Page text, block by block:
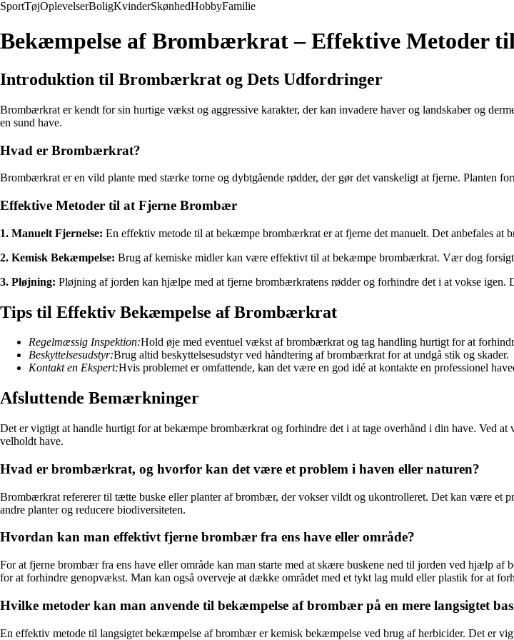
SportTøjOplevelserBoligKvinderSkønhedHobbyFamilie
Bekæmpelse af Brombærkrat – Effektive Metoder
Introduktion til Brombærkrat og Dets Udfordringer
Brombærkrat er kendt for sin hurtige vækst og aggressive karakter, der kan invadere haver og landskaber og
en sund have.
Hvad er Brombærkrat?
Brombærkrat er en vild plante med stærke torne og dybtgående rødder, der gør det vanskeligt at fjerne. Planten
Effektive Metoder til at Fjerne Brombær
1. Manuelt Fjernelse: En effektiv metode til at bekæmpe brombærkrat er at fjerne det manuelt. Det anbefales at
2. Kemisk Bekæmpelse: Brug af kemiske midler kan være effektivt til at bekæmpe brombærkrat. Vær dog
3. Pløjning: Pløjning af jorden kan hjælpe med at fjerne brombærkratens rødder og forhindre det i at vokse igen.
Tips til Effektiv Bekæmpelse af Brombærkrat
Regelmæssig Inspektion:Hold øje med eventuel vækst af brombærkrat og tag handling hurtigt for at
Beskyttelsesudstyr:Brug altid beskyttelsesudstyr ved håndtering af brombærkrat for at undgå stik og skader.
Kontakt en Ekspert:Hvis problemet er omfattende, kan det være en god idé at kontakte en professionel
Afsluttende Bemærkninger
Det er vigtigt at handle hurtigt for at bekæmpe brombærkrat og forhindre det i at tage overhånd i din have. Ved
velholdt have.
Hvad er brombærkrat, og hvorfor kan det være et problem i haven eller naturen?
Brombærkrat refererer til tætte buske eller planter af brombær, der vokser vildt og ukontrolleret. Det kan være et
andre planter og reducere biodiversiteten.
Hvordan kan man effektivt fjerne brombær fra ens have eller område?
For at fjerne brombær fra ens have eller område kan man starte med at skære buskene ned til jorden ved hjælp
for at forhindre genopvækst. Man kan også overveje at dække området med et tykt lag muld eller plastik for at
Hvilke metoder kan man anvende til bekæmpelse af brombær på en mere langsigtet
En effektiv metode til langsigtet bekæmpelse af brombær er kemisk bekæmpelse ved brug af herbicider. Det er